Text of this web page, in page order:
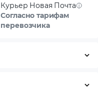
Курьер Новая Почта
Согласно тарифам
перевозчика